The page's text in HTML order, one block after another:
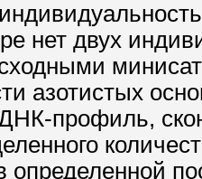
нет двух
азотистых
профиль,
определенной